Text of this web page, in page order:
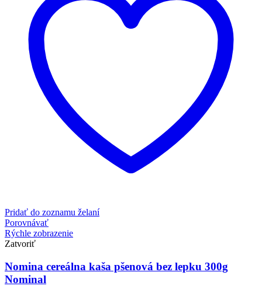
Pridať do zoznamu želaní
Porovnávať
Rýchle zobrazenie
Zatvoriť
Nomina cereálna kaša pšenová bez lepku 300g
Nominal